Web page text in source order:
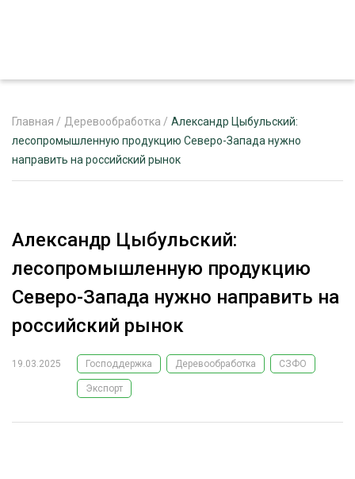
ЖУРНАЛ «ЛЕСНОЙ КОМПЛЕКС»
РЕКЛАМОДАТЕЛЯМ
ЛЕСНОЕ ХОЗЯЙСТВО
ОБРАБОТКА ДРЕВЕСИНЫ
ЭКСПЕРТНОЕ МНЕНИЕ
Главная / Деревообработка / Александр Цыбульский:
лесопромышленную продукцию Северо-Запада нужно
направить на российский рынок
Александр Цыбульский:
лесопромышленную продукцию
Северо-Запада нужно направить на
российский рынок
19.03.2025 Господдержка Деревообработка СЗФО
Экспорт